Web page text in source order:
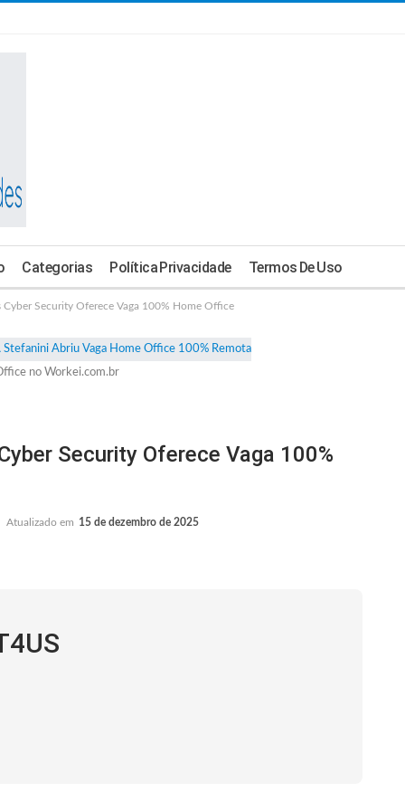
Categorias Política Privacidade Termos De Uso
Cyber Security Oferece Vaga 100% Home Office
no Workei.com.br
Security Oferece Vaga 100%
Atualizado em 15 de dezembro de 2025